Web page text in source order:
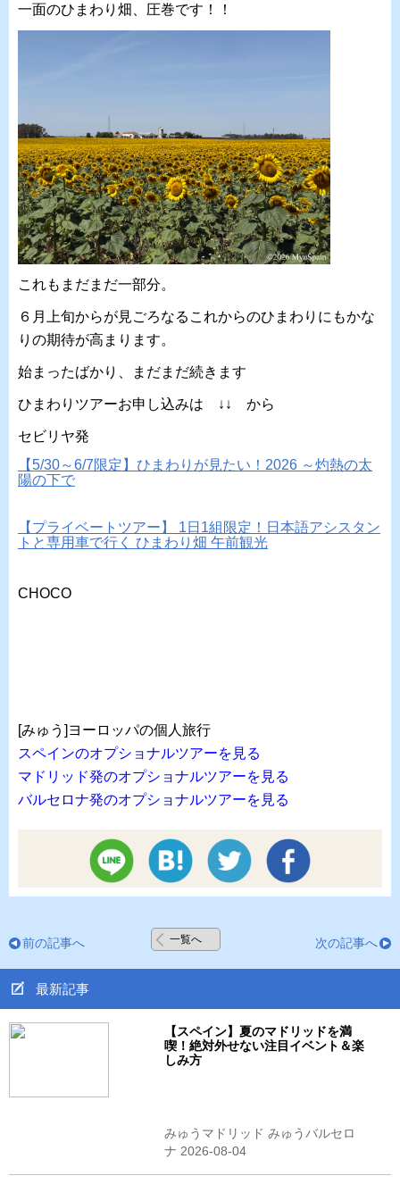
一面のひまわり畑、圧巻です！！
これもまだまだ一部分。
６月上旬からが見ごろなるこれからのひまわりにもかな
りの期待が高まります。
始まったばかり、まだまだ続きます
ひまわりツアーお申し込みは ↓↓ から
セビリヤ発
【5/30～6/7限定】ひまわりが見たい！2026 ～灼熱の太
陽の下で
【プライベートツアー】 1日1組限定！日本語アシスタン
トと専用車で行く ひまわり畑 午前観光
CHOCO
[みゅう]ヨーロッパの個人旅行
スペインのオプショナルツアーを見る
マドリッド発のオプショナルツアーを見る
バルセロナ発のオプショナルツアーを見る
前の記事へ 一覧へ 次の記事へ
最新記事
【スペイン】夏のマドリッドを満
喫！絶対外せない注目イベント＆楽
しみ方
みゅうマドリッド みゅうバルセロ
ナ 2026-08-04